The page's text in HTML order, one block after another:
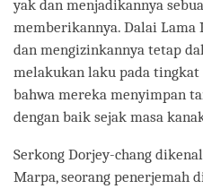
yak dan menjadikannya
memberikannya. Dalai Lama
dan mengizinkannya tetap
melakukan laku pada tingkat
bahwa mereka menyimpan
dengan baik sejak masa
Serkong Dorjey-chang
Marpa, seorang penerjemah